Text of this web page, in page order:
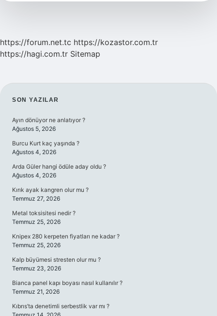
https://forum.net.tc https://kozastor.com.tr
https://hagi.com.tr Sitemap
SIDEBAR
SON YAZILAR
Ayın dönüyor ne anlatıyor ?
Ağustos 5, 2026
Burcu Kurt kaç yaşında ?
Ağustos 4, 2026
Arda Güler hangi ödüle aday oldu ?
Ağustos 4, 2026
Kırık ayak kangren olur mu ?
Temmuz 27, 2026
Metal toksisitesi nedir ?
Temmuz 25, 2026
Knipex 280 kerpeten fiyatları ne kadar ?
Temmuz 25, 2026
Kalp büyümesi stresten olur mu ?
Temmuz 23, 2026
Bianca panel kapı boyası nasıl kullanılır ?
Temmuz 21, 2026
Kıbrıs’ta denetimli serbestlik var mı ?